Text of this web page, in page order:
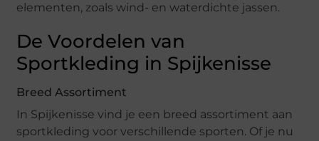
elementen, zoals wind- en waterdichte jassen.
De Voordelen van
Sportkleding in Spijkenisse
Breed Assortiment
In Spijkenisse vind je een breed assortiment aan
sportkleding voor verschillende sporten. Of je nu